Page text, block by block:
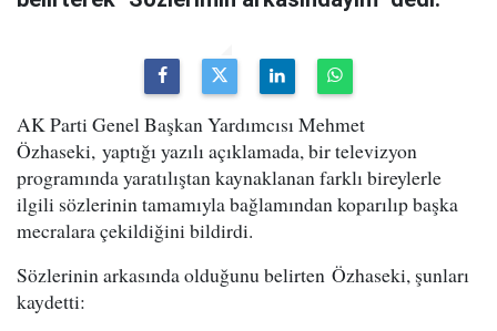
AK Parti Genel Başkan Yardımcısı Mehmet
Özhaseki, yaptığı yazılı açıklamada, bir televizyon
programında yaratılıştan kaynaklanan farklı bireylerle
ilgili sözlerinin tamamıyla bağlamından koparılıp başka
mecralara çekildiğini bildirdi.
Sözlerinin arkasında olduğunu belirten Özhaseki, şunları
kaydetti: